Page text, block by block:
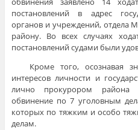
постановлений в адрес
органов и учреждений, отдела
району. Во всех случаях
постановлений судами были
Кроме того, осознавая
интересов личности и
лично прокурором района
обвинение по 7 уголовным
которых по тяжким и особо
делам.